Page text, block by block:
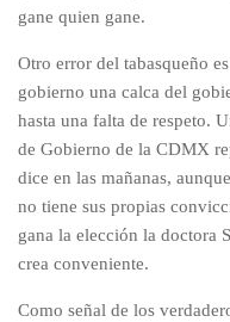
gane quien gane.
Otro error del tabasqueño
gobierno una calca del
hasta una falta de respeto.
de Gobierno de la CDMX
dice en las mañanas,
no tiene sus propias
gana la elección la doctora
crea conveniente.
Como señal de los